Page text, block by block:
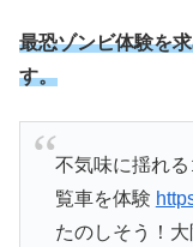
最恐ゾンビ体験を
す。
不気味に揺れ
覧車を体験
たのしそう！大